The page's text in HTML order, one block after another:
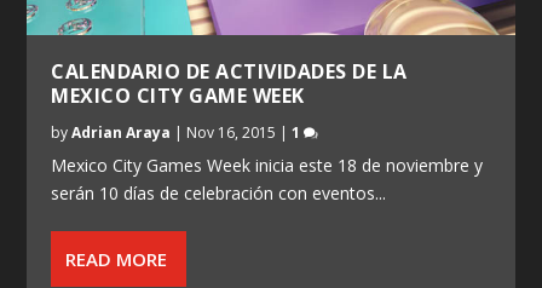
CALENDARIO DE ACTIVIDADES DE LA
MEXICO CITY GAME WEEK
byAdrian Araya | Nov 16, 2015 |1
Mexico City Games Week inicia este 18 de noviembre y
serán 10 días de celebración con eventos...
READ MORE